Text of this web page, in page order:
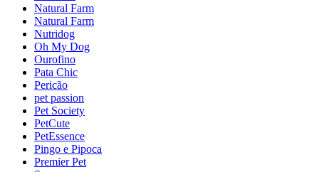
Natural Farm
Natural Farm
Nutridog
Oh My Dog
Ourofino
Pata Chic
Pericão
pet passion
Pet Society
PetCute
PetEssence
Pingo e Pipoca
Premier Pet